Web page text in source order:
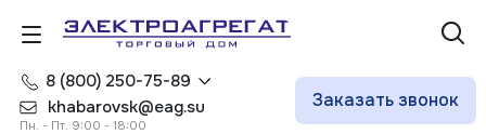
8 (800) 250-75-89
khabarovsk@eag.su
Пн. - Пт. 9:00 - 18:00
Заказать звонок